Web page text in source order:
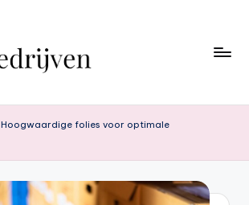
Hoogwaardige folies voor optimale